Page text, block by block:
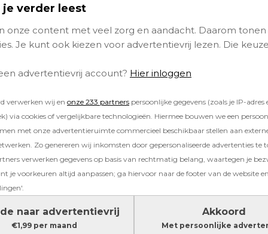
je verder leest
onze content met veel zorg en aandacht. Daarom tonen
Je kunt ook kiezen voor advertentievrij lezen. Die
advertentievrij account? Hier inloggen
verwerken wij en onze 233 partners persoonlijke gegevens (zoals je IP-adres
via cookies of vergelijkbare technologieën. Hiermee bouwen we een
met onze advertentieruimte commercieel beschikbaar stellen aan
Zo genereren wij inkomsten door gepersonaliseerde advertenties te
verwerken gegevens op basis van rechtmatig belang, waartegen je
je voorkeuren altijd aanpassen; ga hiervoor naar de footer van de website
naar advertentievrij
€1,99 per maand
Akkoord
Met persoonlijke
je je kind inschrijven?
vanaf vier jaar naar school, maar ze zijn
vijf jaar zijn ze wél leerplichtig. Het is
tijd (bijvoorbeeld een jaar van te voren) in te
hebben namelijk een wachtlijst.
regels en afspraken over het kiezen van een
kinderen krijgen voorrang bij plaatsing als
of zus op school zit, of je moet binnen een
school wonen). Sommige gemeenten
ouders, ook ter herinnering aan dat het tijd
Maar let op: niet iedere gemeente
alert en op tijd.